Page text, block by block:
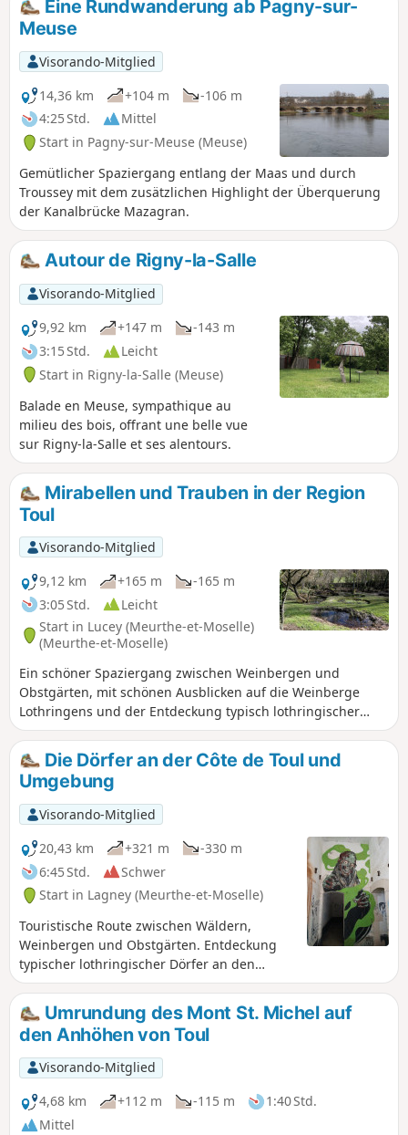
leicht begehbar und stellen keine Gefahr dar. Verlassen Sie
jedoch nicht die Wege, denn im Unterholz gibt es noch
zahlreiche Fallen, die aus der Zeit der Festungen stammen.
Beaufsichtigen Sie Kinder und halten Sie Hunde an der
Leine.
Eine Rundwanderung ab Pagny-sur-
Meuse
Visorando-Mitglied
14,36 km
+104 m
-106 m
4:25 Std.
Mittel
Start in Pagny-sur-Meuse (Meuse)
Gemütlicher Spaziergang entlang der Maas und durch
Troussey mit dem zusätzlichen Highlight der Überquerung
der Kanalbrücke Mazagran.
Autour de Rigny-la-Salle
Visorando-Mitglied
9,92 km
+147 m
-143 m
3:15 Std.
Leicht
Start in Rigny-la-Salle (Meuse)
Balade en Meuse, sympathique au
milieu des bois, offrant une belle vue
sur Rigny-la-Salle et ses alentours.
Mirabellen und Trauben in der Region
Toul
Visorando-Mitglied
9,12 km
+165 m
-165 m
3:05 Std.
Leicht
Start in Lucey (Meurthe-et-Moselle)
(Meurthe-et-Moselle)
Ein schöner Spaziergang zwischen Weinbergen und
Obstgärten, mit schönen Ausblicken auf die Weinberge
Lothringens und der Entdeckung typisch lothringischer
Dörfer und ihrer Besonderheiten. Keine besonderen
Schwierigkeiten, Wegführung auf guten Wegen In dieser
Region gibt es zahlreiche Wanderwege und Markierungen,
diese Route folgt keiner bestimmten Markierung. Es ist
daher ratsam, sich genau an die Beschreibung und die
Karte oder die GPS-Route zu halten.
Die Dörfer an der Côte de Toul und
Umgebung
Visorando-Mitglied
20,43 km
+321 m
-330 m
6:45 Std.
Schwer
Start in Lagney (Meurthe-et-Moselle)
Touristische Route zwischen Wäldern,
Weinbergen und Obstgärten. Entdeckung
typischer lothringischer Dörfer an den
Hängen von Toul wie Lagney, Bruley und
Laneuveville derrière Foug. Route ohne
besondere Schwierigkeiten.
Umrundung des Mont St. Michel auf
den Anhöhen von Toul
Visorando-Mitglied
4,68 km
+112 m -115 m
1:40 Std.
Mittel